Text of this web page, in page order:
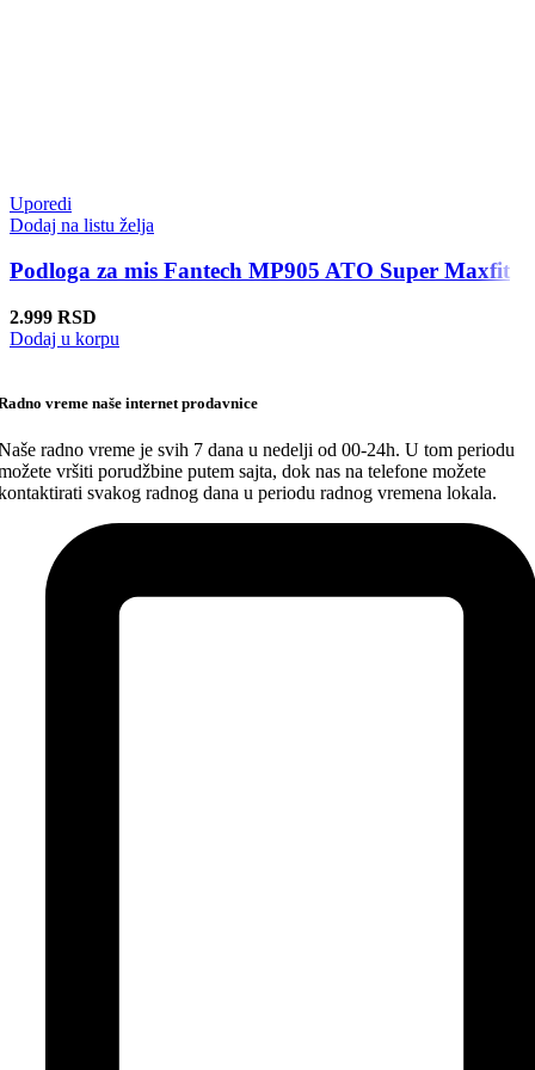
Uporedi
Dodaj na listu želja
Podloga za mis Fantech MP905 ATO Super Maxfit
2.999 RSD
Dodaj u korpu
vreme naše internet prodavnice
radno vreme je svih 7 dana u nedelji od 00-24h. U tom periodu
vršiti porudžbine putem sajta, dok nas na telefone možete
svakog radnog dana u periodu radnog vremena lokala.